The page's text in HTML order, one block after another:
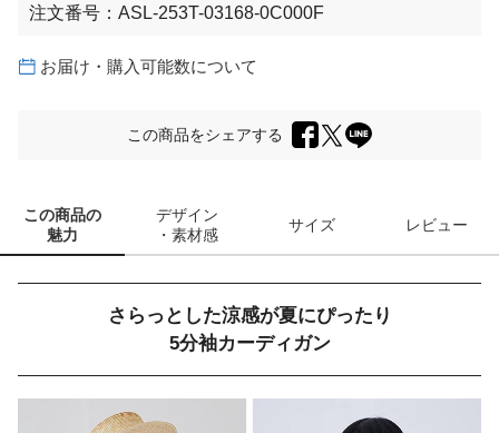
注文番号： ASL-253T-03168-0C000F
お届け・購入可能数について
この商品をシェアする
この商品の
魅力
デザイン
・素材感
サイズ レビュー
さらっとした涼感が夏にぴったり
5分袖カーディガン